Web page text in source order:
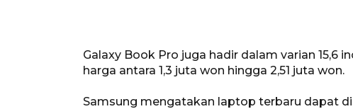
Galaxy Book Pro juga hadir dalam varian 15,6
harga antara 1,3 juta won hingga 2,51 juta won.
Samsung mengatakan laptop terbaru dapat